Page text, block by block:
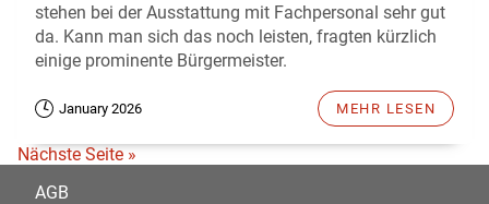
stehen bei der Ausstattung mit Fachpersonal sehr gut
da. Kann man sich das noch leisten, fragten kürzlich
einige prominente Bürgermeister.
January 2026 MEHR LESEN
Nächste Seite »
AGB